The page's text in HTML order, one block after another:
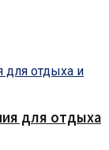
для отдыха